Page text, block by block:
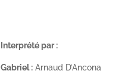
Interprété par :
Gabriel : Arnaud D’Ancona